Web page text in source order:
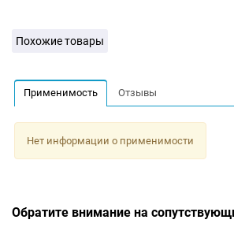
Похожие товары
Применимость Отзывы
Нет информации о применимости
Обратите внимание на